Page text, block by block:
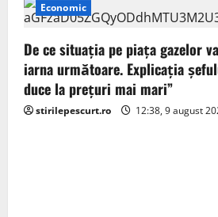
Economic
De ce situaţia pe piaţa gazelor
iarna următoare. Explicația
duce la preţuri mai mari”
stirilepescurt.ro 12:38, 9 august